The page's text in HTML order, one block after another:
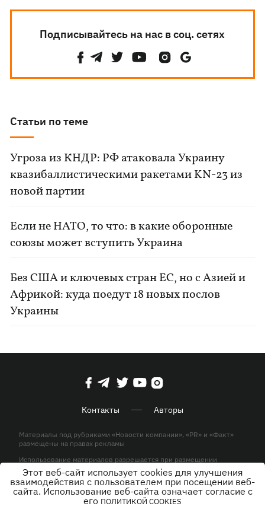
Подписывайтесь на нас в соц. сетях
Статьи по теме
Угроза из КНДР: РФ атаковала Украину
квазибаллистическими ракетами KN-23 из
новой партии
Если не НАТО, то что: в какие оборонные
союзы может вступить Украина
Без США и ключевых стран ЕС, но с Азией и
Африкой: куда поедут 18 новых послов
Украины
Контакты Авторы
Материалы под рубриками «Новости компании», «PR» и «Факт»
размещены на правах рекламы
Использование материалов разрешается при размещении
активной гиперссылки на KP.UA в первом абзаце.
© ООО «ЮЛАВ МЕДИА»,2026. Все права защищены.
Этот веб-сайт использует cookies для улучшения
взаимодействия с пользователем при посещении веб-
сайта. Использование веб-сайта означает согласие с
его ПОЛИТИКОЙ COOKIES